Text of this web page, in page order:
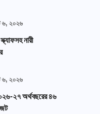
২০২৬
নারী
২০২৬
২৭ অর্থবছরের ৪৬